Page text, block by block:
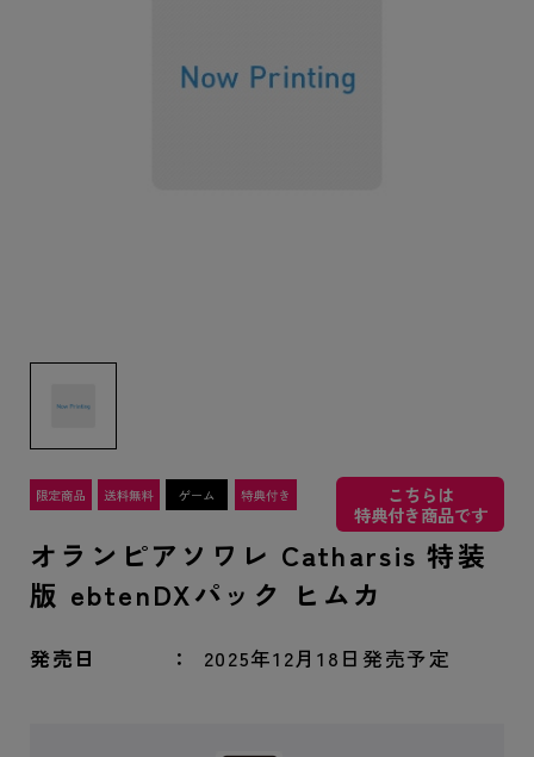
こちらは
特典付き商品です
オランピアソワレ Catharsis 特装
版 ebtenDXパック ヒムカ
発売日 2025年12月18日発売予定